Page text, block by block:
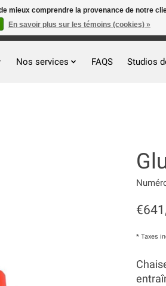
Nos services FAQS Studios
* Taxes
comprendre la provenance de notre
En savoir plus sur les témoins (cookies) »